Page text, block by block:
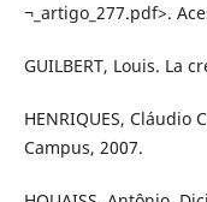
¬_artigo_277.pdf>.
GUILBERT, Louis. La
HENRIQUES, Cláudio
Campus, 2007.